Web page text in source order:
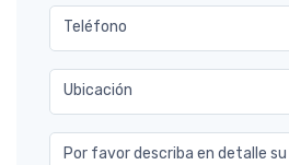
Teléfono
Ubicación
Por favor describa en detalle